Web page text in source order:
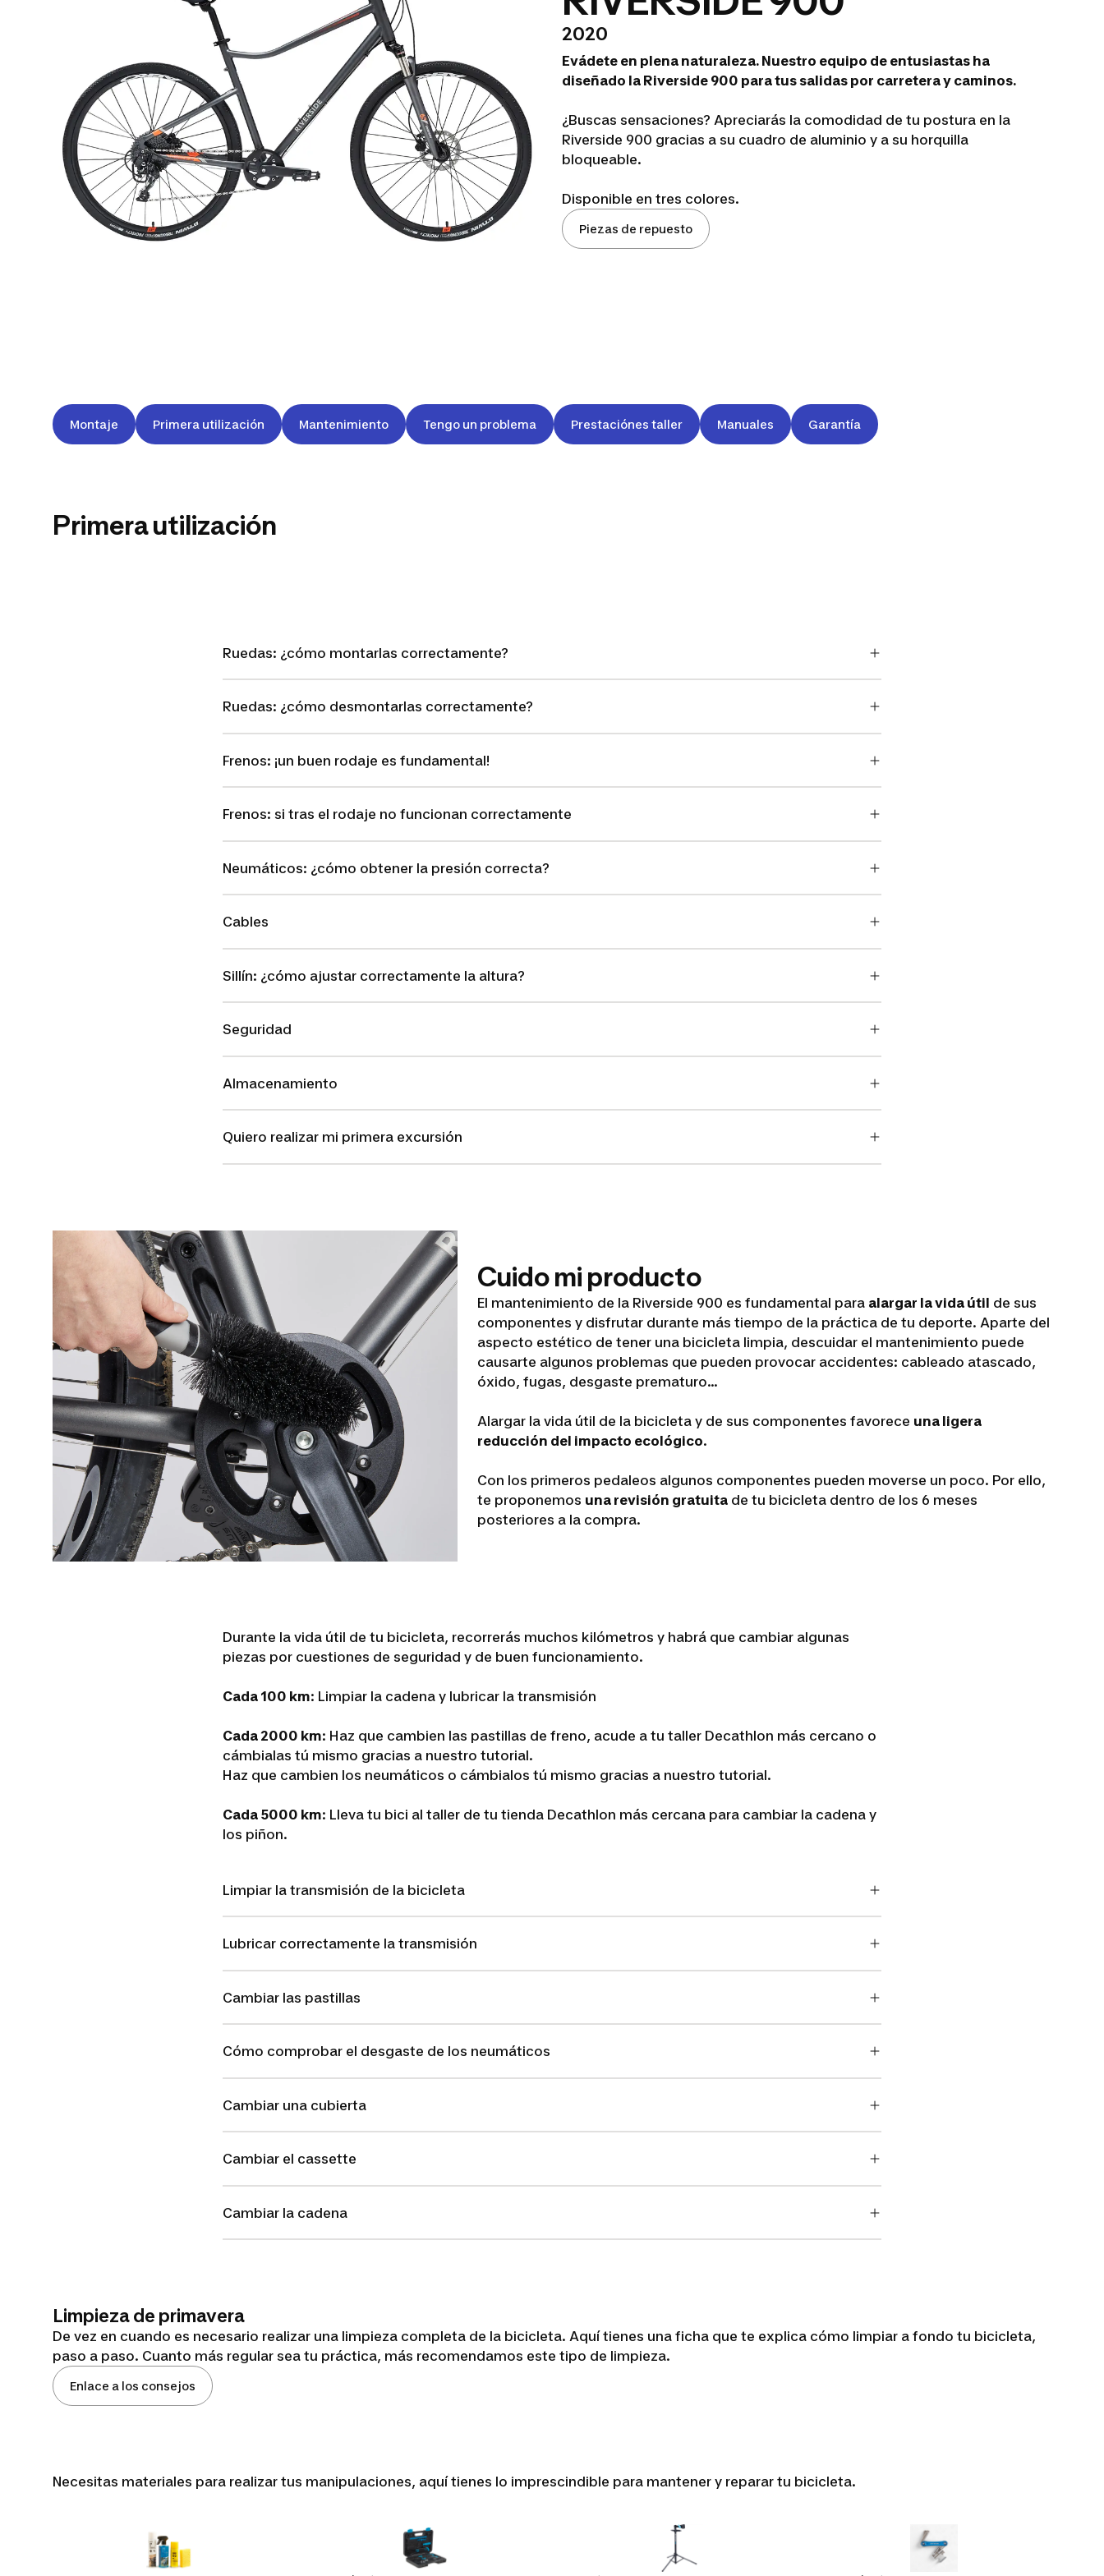
2020
Evádete en plena naturaleza. Nuestro equipo de entusiastas ha
diseñado la Riverside 900 para tus salidas por carretera y caminos.
¿Buscas sensaciones? Apreciarás la comodidad de tu postura en la
Riverside 900 gracias a su cuadro de aluminio y a su horquilla
bloqueable.
Disponible en tres colores.
Piezas de repuesto
Montaje Primera utilización Mantenimiento Tengo un problema Prestaciónes taller Manuales Garantía
Primera utilización
VERDE - AZUL -
NARANJA⎟2020
Ruedas: ¿cómo montarlas correctamente?
Ruedas: ¿cómo desmontarlas correctamente?
Frenos: ¡un buen rodaje es fundamental!
Frenos: si tras el rodaje no funcionan correctamente
Neumáticos: ¿cómo obtener la presión correcta?
Cables
Sillín: ¿cómo ajustar correctamente la altura?
Seguridad
Almacenamiento
Quiero realizar mi primera excursión
Cuido mi producto
El mantenimiento de la Riverside 900 es fundamental para alargar la vida útil de sus
componentes y disfrutar durante más tiempo de la práctica de tu deporte. Aparte del
aspecto estético de tener una bicicleta limpia, descuidar el mantenimiento puede
causarte algunos problemas que pueden provocar accidentes: cableado atascado,
óxido, fugas, desgaste prematuro…
Alargar la vida útil de la bicicleta y de sus componentes favorece una ligera
reducción del impacto ecológico.
Con los primeros pedaleos algunos componentes pueden moverse un poco. Por ello,
te proponemos una revisión gratuitade tu bicicleta dentro de los 6 meses
posteriores a la compra.
Durante la vida útil de tu bicicleta, recorrerás muchos kilómetros y habrá que cambiar algunas
piezas por cuestiones de seguridad y de buen funcionamiento.
Cada 100 km: Limpiar la cadena y lubricar la transmisión
Cada 2000 km: Haz que cambien las pastillas de freno, acude a tu taller Decathlon más cercano o
cámbialas tú mismo gracias a nuestro tutorial.
Haz que cambien los neumáticos o cámbialos tú mismo gracias a nuestro tutorial.
Cada 5000 km: Lleva tu bici al taller de tu tienda Decathlon más cercana para cambiar la cadena y
los piñon.
Limpiar la transmisión de la bicicleta
Lubricar correctamente la transmisión
Cambiar las pastillas
Cómo comprobar el desgaste de los neumáticos
Cambiar una cubierta
Cambiar el cassette
Cambiar la cadena
Limpieza de primavera
De vez en cuando es necesario realizar una limpieza completa de la bicicleta. Aquí tienes una ficha que te explica cómo limpiar a fondo tu bicicleta,
paso a paso. Cuanto más regular sea tu práctica, más recomendamos este tipo de limpieza.
Enlace a los consejos
Necesitas materiales para realizar tus manipulaciones, aquí tienes lo imprescindible para mantener y reparar tu bicicleta.